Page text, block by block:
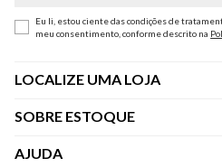
Eu li, estou ciente das condições de
meu consentimento, conforme descrito na
LOCALIZE UMA LOJA
SOBRE ESTOQUE
Quem Somos
AJUDA